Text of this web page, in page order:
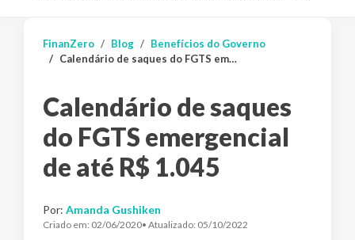
FinanZero Blog
Benefícios do Governo
Calendário de saques do FGTS emergencial de até R$ 1.045
Calendário de saques
do FGTS emergencial
de até R$ 1.045
Por: Amanda Gushiken
Criado em: 02/06/2020• Atualizado: 05/10/2022